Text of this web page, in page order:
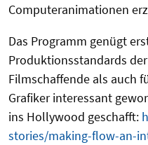
Computeranimationen
Das Programm genügt
Produktionsstandards
Filmschaffende als auch
Grafiker interessant
ins Hollywood geschafft:
stories/making-flow-an-